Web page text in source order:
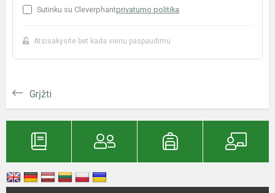
Sutinku su Cleverphantprivatumo politika
Atsisakysite bet kada vienu paspaudimu
Grįžti